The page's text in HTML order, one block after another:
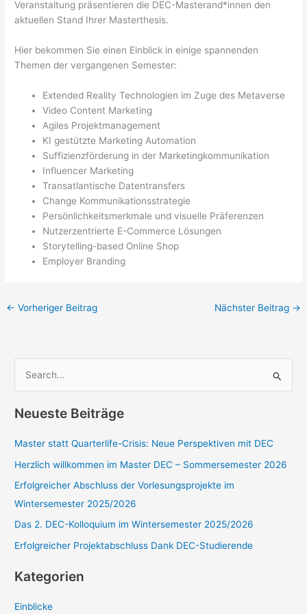
Veranstaltung präsentieren die DEC-Masterand*innen den
aktuellen Stand Ihrer Masterthesis.
Hier bekommen Sie einen Einblick in einige spannenden
Themen der vergangenen Semester:
Extended Reality Technologien im Zuge des Metaverse
Video Content Marketing
Agiles Projektmanagement
KI gestützte Marketing Automation
Suffizienzförderung in der Marketingkommunikation
Influencer Marketing
Transatlantische Datentransfers
Change Kommunikationsstrategie
Persönlichkeitsmerkmale und visuelle Präferenzen
Nutzerzentrierte E-Commerce Lösungen
Storytelling-based Online Shop
Employer Branding
← Vorheriger Beitrag Nächster Beitrag →
e
n
:
Neueste Beiträge
Master statt Quarterlife-Crisis: Neue Perspektiven mit DEC
Herzlich willkommen im Master DEC – Sommersemester 2026
Erfolgreicher Abschluss der Vorlesungsprojekte im
Wintersemester 2025/2026
Das 2. DEC-Kolloquium im Wintersemester 2025/2026
Erfolgreicher Projektabschluss Dank DEC-Studierende
Kategorien
Einblicke